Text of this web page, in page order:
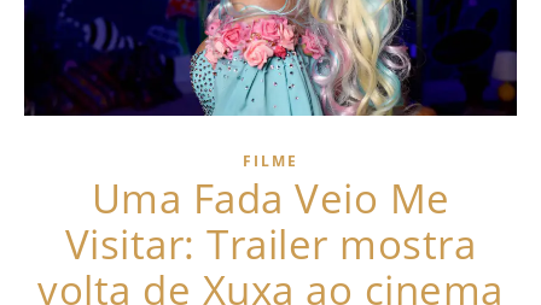
FILME
Uma Fada Veio Me
Visitar: Trailer mostra
volta de Xuxa ao cinema